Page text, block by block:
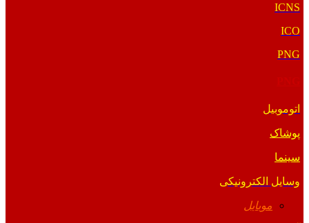
ICNS
ICO
PNG
اتوموبیل
پوشاک
سینما
وسایل الکترونیکی
موبایل